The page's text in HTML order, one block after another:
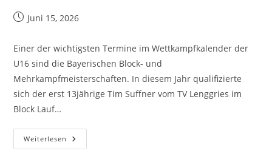
Juni 15, 2026
Einer der wichtigsten Termine im Wettkampfkalender der
U16 sind die Bayerischen Block- und
Mehrkampfmeisterschaften. In diesem Jahr qualifizierte
sich der erst 13jährige Tim Suffner vom TV Lenggries im
Block Lauf…
Weiterlesen